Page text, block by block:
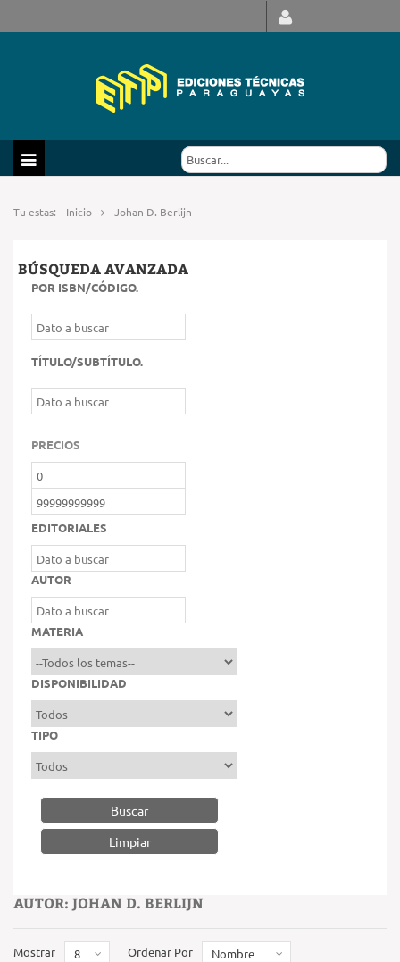
Tu estas: Inicio Johan D. Berlijn
BÚSQUEDA AVANZADA
POR ISBN/CÓDIGO.
TÍTULO/SUBTÍTULO.
PRECIOS
EDITORIALES
AUTOR
MATERIA
DISPONIBILIDAD
TIPO
Buscar
AUTOR: JOHAN D. BERLIJN
Mostrar 8 Ordenar Por Nombre